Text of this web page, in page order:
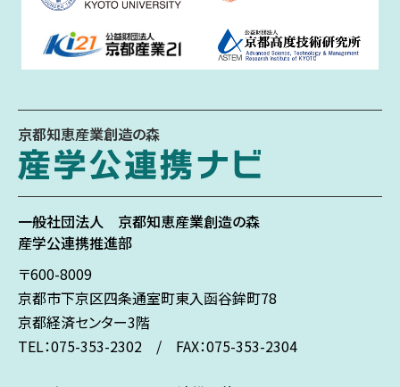
京都知恵産業創造の森
一般社団法人 京都知恵産業創造の森
産学公連携推進部
〒600-8009
京都市下京区四条通室町東入函谷鉾町78
京都経済センター3階
TEL：075-353-2302 / FAX：075-353-2304